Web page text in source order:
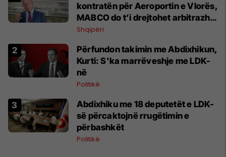
kontratën për Aeroportin e Vlorës,
MABCO do t’i drejtohet arbitrazhit
ndërkombëtar
Shqipëri
Përfundon takimin me Abdixhikun,
Kurti: S'ka marrëveshje me LDK-
në
Politikë
Abdixhiku me 18 deputetët e LDK-
së përcaktojnë rrugëtimin e
përbashkët
Politikë